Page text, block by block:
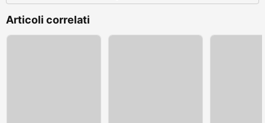
Articoli correlati